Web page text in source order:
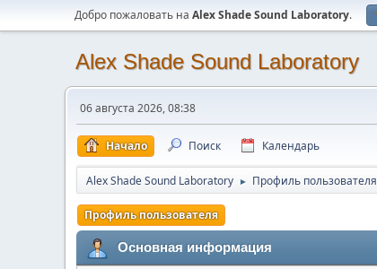
Добро пожаловать на Alex Shade Sound Laboratory.
Alex Shade Sound Laboratory
06 августа 2026, 08:38
Начало Поиск Календарь
Alex Shade Sound Laboratory ► Профиль
Профиль пользователя
Основная информация